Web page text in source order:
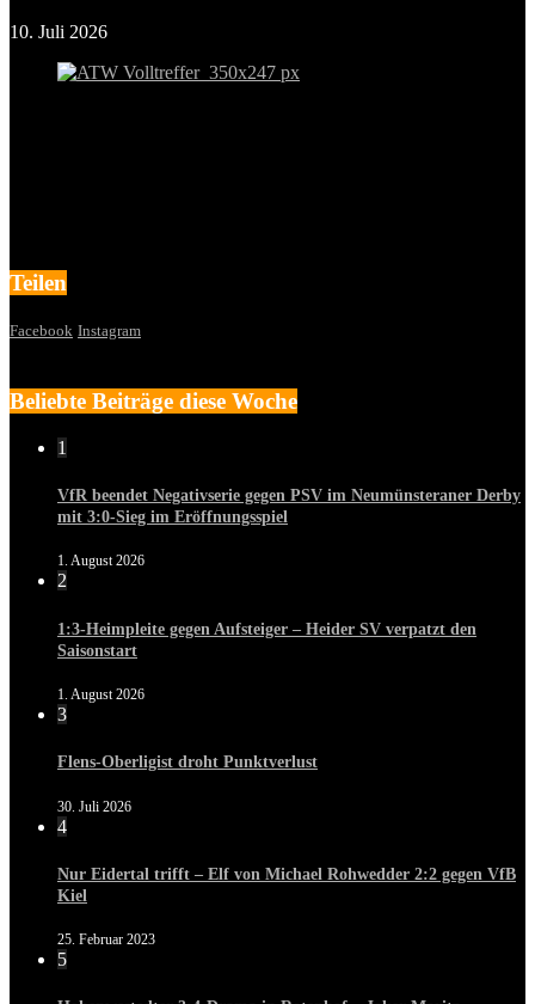
10. Juli 2026
Teilen
Facebook Instagram
Beliebte Beiträge diese Woche
1
VfR beendet Negativserie gegen PSV im Neumünsteraner Derby
mit 3:0-Sieg im Eröffnungsspiel
1. August 2026
2
1:3-Heimpleite gegen Aufsteiger – Heider SV verpatzt den
Saisonstart
1. August 2026
3
Flens-Oberligist droht Punktverlust
30. Juli 2026
4
Nur Eidertal trifft – Elf von Michael Rohwedder 2:2 gegen VfB
Kiel
25. Februar 2023
5